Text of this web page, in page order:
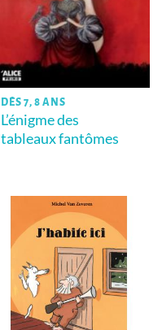
DÈS 7, 8 ANS
L’énigme des
tableaux fantômes